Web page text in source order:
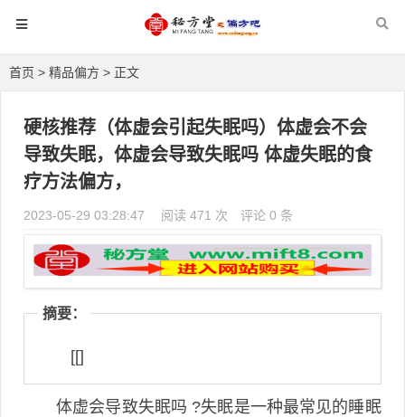
首页 > 精品偏方 > 正文
硬核推荐（体虚会引起失眠吗）体虚会不会
导致失眠，体虚会导致失眠吗 体虚失眠的食
疗方法偏方，
2023-05-29 03:28:47 阅读 471 次 评论 0 条
摘要：
[[]
体虚会导致失眠吗 ?失眠是一种最常见的睡眠